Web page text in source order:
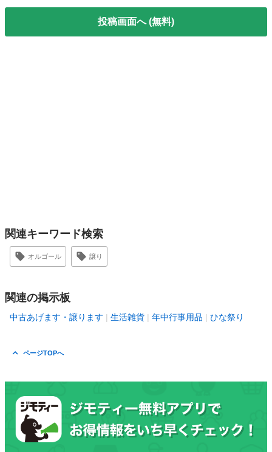
投稿画面へ (無料)
関連キーワード検索
オルゴール 譲り
関連の掲示板
中古あげます・譲ります 生活雑貨 年中行事用品 ひな祭り
ページTOPへ